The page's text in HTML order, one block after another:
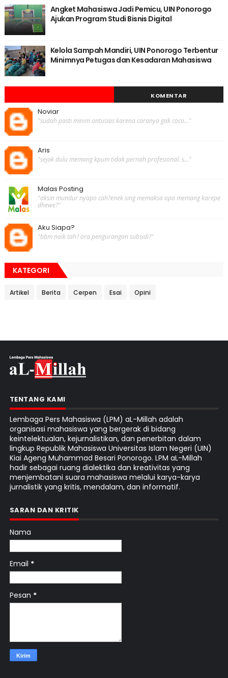
Angket Mahasiswa Jadi Pemicu, UIN Ponorogo
Ajukan Program Studi Bisnis Digital
Kelola Sampah Mandiri, UIN Ponorogo Terbentur
Minimnya Petugas dan Kesadaran Mahasiswa
KOMENTAR
Noviar
"sudah pasti minim antusias karena caranya gak coco..."
Aris
"sejak dulu memang kpum tidak pernah profesional. s..."
Malas Posting
"aksin mundur nyapo cah?enek sing memaksa opo memang karepe
dhewe?"
Aku Siapa?
"bbm naik tah? ora pengurangan subsidi?"
KATEGORI
Artikel Berita Cerpen Esai Opini
TENTANG KAMI
Lembaga Pers Mahasiswa (LPM) aL-Millah adalah
organisasi mahasiswa yang bergerak di bidang
keintelektualan, kejurnalistikan, dan penerbitan dalam
lingkup Republik Mahasiswa Universitas Islam Negeri (UIN)
Kiai Ageng Muhammad Besari Ponorogo. LPM aL-Millah
hadir sebagai ruang dialektika dan kreativitas yang
menjembatani suara mahasiswa melalui karya-karya
jurnalistik yang kritis, mendalam, dan informatif.
SARAN DAN KRITIK
Nama
Email *
Pesan *